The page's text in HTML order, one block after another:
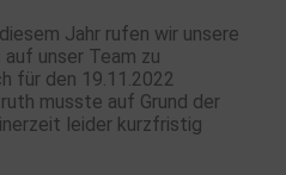
Jahr rufen wir unsere
auf unser Team zu
für den 19.11.2022
musste auf Grund der
leider kurzfristig